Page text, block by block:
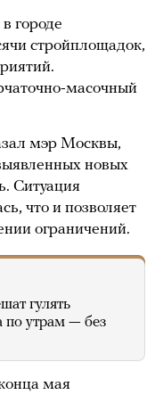
городе
стройплощадок,
масочный
мэр Москвы,
новых
Ситуация
что и позволяет
ограничений.
гулять
по утрам — без
мая